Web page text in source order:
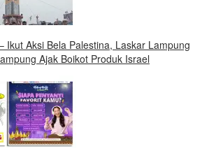
Ikut Aksi Bela Palestina, Laskar Lampung
Ajak Boikot Produk Israel